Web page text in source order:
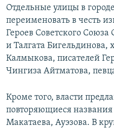
Отдельные улицы в
переименовать в честь
Героев Советского
и Талгата Бигельдинова,
Калмыкова, писателей
Чингиза Айтматова,
Кроме того, власти
повторяющиеся
Макатаева, Ауэзова. В